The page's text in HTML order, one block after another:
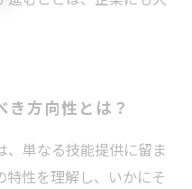
き方向性とは？
、単なる技能提供に留ま
特性を理解し、いかにそ